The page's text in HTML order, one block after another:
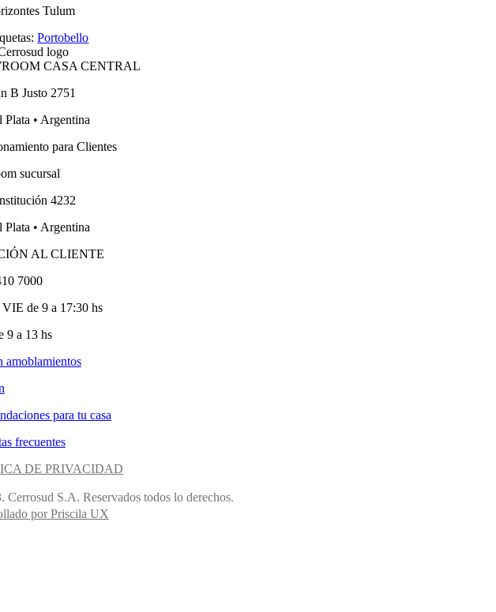
Tulum
Portobello
CASA CENTRAL
B Justo 2751
Plata • Argentina
para Clientes
sucursal
4232
Plata • Argentina
AL CLIENTE
7000
de 9 a 17:30 hs
9 a 13 hs
amoblamientos
para tu casa
frecuentes
DE PRIVACIDAD
Cerrosud S.A. Reservados todos lo derechos.
por Priscila UX